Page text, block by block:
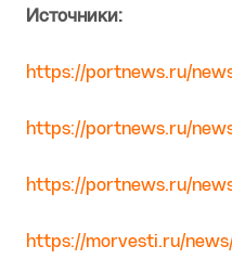
Источники:
https://portnews.ru/
https://portnews.ru/
https://portnews.ru/
https://morvesti.ru/